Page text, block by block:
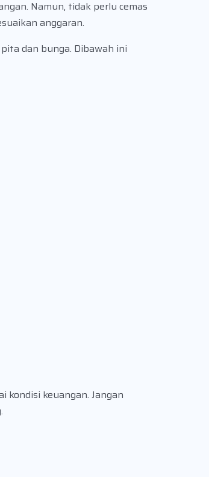
Namun, tidak perlu cemas
anggaran.
dan bunga. Dibawah ini
keuangan. Jangan